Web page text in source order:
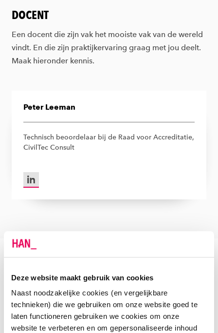
Deze website maakt gebruik van cookies
Naast noodzakelijke cookies (en vergelijkbare
technieken) die we gebruiken om onze website goed te
laten functioneren gebruiken we cookies om onze
website te verbeteren en om gepersonaliseerde inhoud
DOCENT
Een docent die zijn vak het mooiste vak van de wereld
vindt. En die zijn praktijkervaring graag met jou deelt.
Maak hieronder kennis.
Peter Leeman
Technisch beoordelaar bij de Raad voor Accreditatie,
CivilTec Consult
LinkedIn van Peter Leeman
VERDERE INFORMATIE
Aanmelden